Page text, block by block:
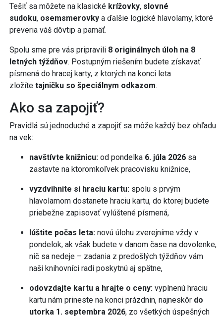
Tešiť sa môžete na klasické krížovky, slovné
sudoku, osemsmerovky a ďalšie logické hlavolamy, ktoré
preveria váš dôvtip a pamäť.
Spolu sme pre vás pripravili 8 originálnych úloh na 8
letných týždňov. Postupným riešením budete získavať
písmená do hracej karty, z ktorých na konci leta
zložíte tajničku so špeciálnym odkazom.
Ako sa zapojiť?
Pravidlá sú jednoduché a zapojiť sa môže každý bez ohľadu
na vek:
navštívte knižnicu: od pondelka 6. júla 2026 sa
zastavte na ktoromkoľvek pracovisku knižnice,
vyzdvihnite si hraciu kartu: spolu s prvým
hlavolamom dostanete hraciu kartu, do ktorej budete
priebežne zapisovať vylúštené písmená,
lúštite počas leta: novú úlohu zverejníme vždy v
pondelok, ak však budete v danom čase na dovolenke,
nič sa nedeje – zadania z predošlých týždňov vám
naši knihovníci radi poskytnú aj spätne,
odovzdajte kartu a hrajte o ceny: vyplnenú hraciu
kartu nám prineste na konci prázdnin, najneskôr do
utorka 1. septembra 2026, zo všetkých úspešných